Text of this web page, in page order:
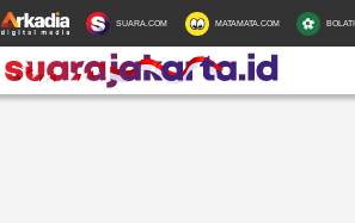
SUARA.COM MATAMATA.COM